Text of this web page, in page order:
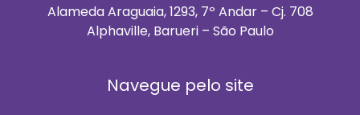
Alameda Araguaia, 1293, 7º Andar – Cj. 708
Alphaville, Barueri – São Paulo
Navegue pelo site